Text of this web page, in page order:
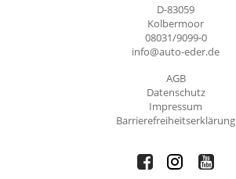
D-83059
Kolbermoor
08031/9099-0
info@auto-eder.de
AGB
Datenschutz
Impressum
Barrierefreiheitserklärung